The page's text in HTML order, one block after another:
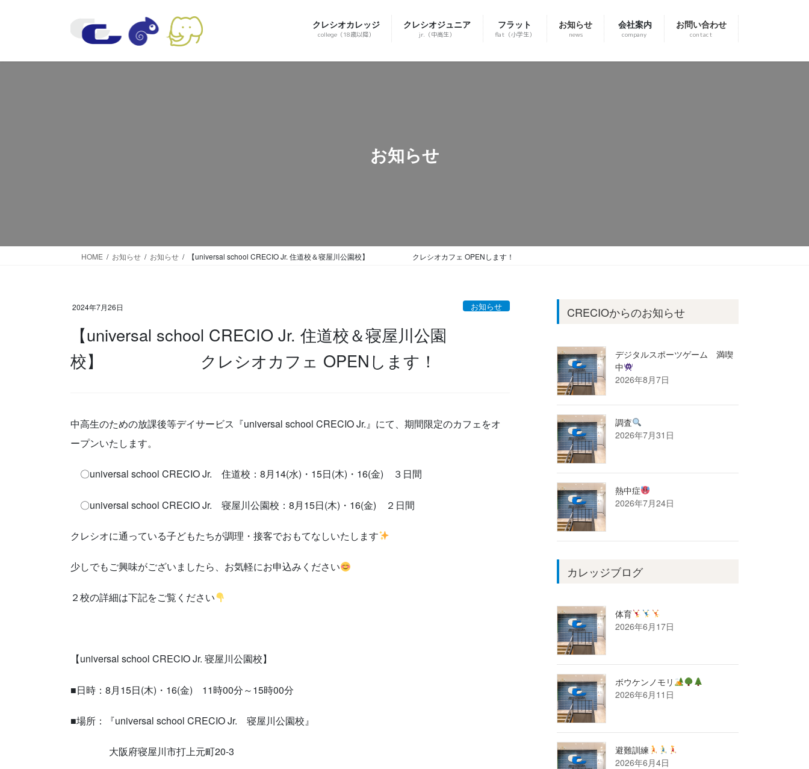
ツ
シ
クレシオカレッジ
college（18歳以降）
クレシオジュニア
jr.（中高生）
フラット
flat（小学生）
お知らせ
news
会社案内
company
お問い合わせ
contact
お知らせ
HOME お知らせ お知らせ 【universal school CRECIO Jr. 住道校＆寝屋川公園校】 クレシオカフェ OPENします！
2024年7月26日 お知らせ
【universal school CRECIO Jr. 住道校＆寝屋川公園
校】 クレシオカフェ OPENします！
中高生のための放課後等デイサービス『universal school CRECIO Jr.』にて、期間限定のカフェをオ
ープンいたします。
〇universal school CRECIO Jr. 住道校：8月14(水)・15日(木)・16(金) ３日間
〇universal school CRECIO Jr. 寝屋川公園校：8月15日(木)・16(金) ２日間
クレシオに通っている子どもたちが調理・接客でおもてなしいたします
少しでもご興味がございましたら、お気軽にお申込みください
２校の詳細は下記をご覧ください
【universal school CRECIO Jr. 寝屋川公園校】
■日時：8月15日(木)・16(金) 11時00分～15時00分
■場所：『universal school CRECIO Jr. 寝屋川公園校』
大阪府寝屋川市打上元町20-3
CRECIOからのお知らせ
デジタルスポーツゲーム 満喫
中
2026年8月7日
調査
2026年7月31日
熱中症
2026年7月24日
カレッジブログ
体育
2026年6月17日
ボウケンノモリ
2026年6月11日
避難訓練
2026年6月4日